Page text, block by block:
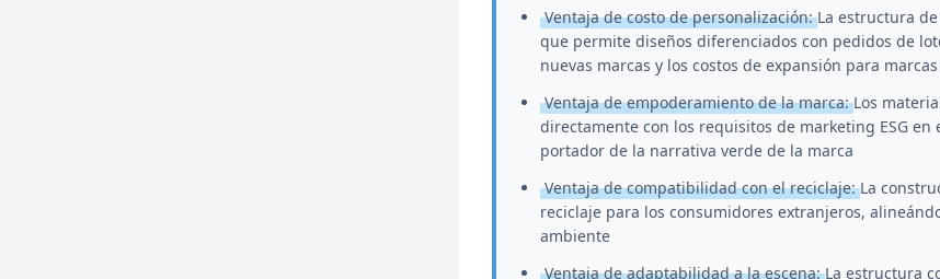
Ventaja de costo de personalización: La estructura
que permite diseños diferenciados con pedidos de
nuevas marcas y los costos de expansión para
Ventaja de empoderamiento de la marca: Los
directamente con los requisitos de marketing ESG
portador de la narrativa verde de la marca
Ventaja de compatibilidad con el reciclaje: La
reciclaje para los consumidores extranjeros,
ambiente
Ventaja de adaptabilidad a la escena: La estructura